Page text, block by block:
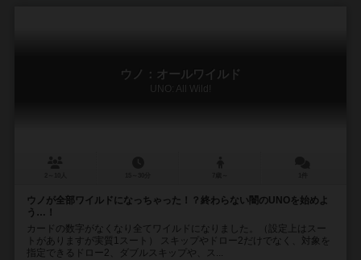
ウノ：オールワイルド
UNO: All Wild!
ウノが全部ワイルドになっちゃった！？終わらない闇のUNOを始めよ
う…！
カードの数字がなくなり全てワイルドになりました。（設定上はスー
トがありますが実質1スート） スキップやドロー2だけでなく、対象を
指定できるドロー2、ダブルスキップや、ス...